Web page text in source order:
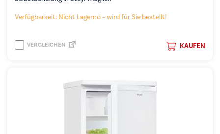
Verfügbarkeit: Nicht Lagernd – wird für Sie bestellt!
KAUFEN
VERGLEICHEN